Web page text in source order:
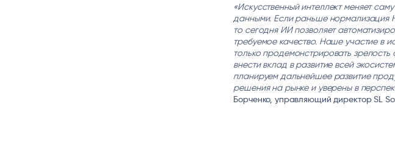
«Искусственный интеллект меняет
данными. Если раньше нормализация
то сегодня ИИ позволяет
требуемое качество. Наше участие в
только продемонстрировать
внести вклад в развитие всей
планируем дальнейшее развитие
решения на рынке и уверены в
Борченко, управляющий директор SL